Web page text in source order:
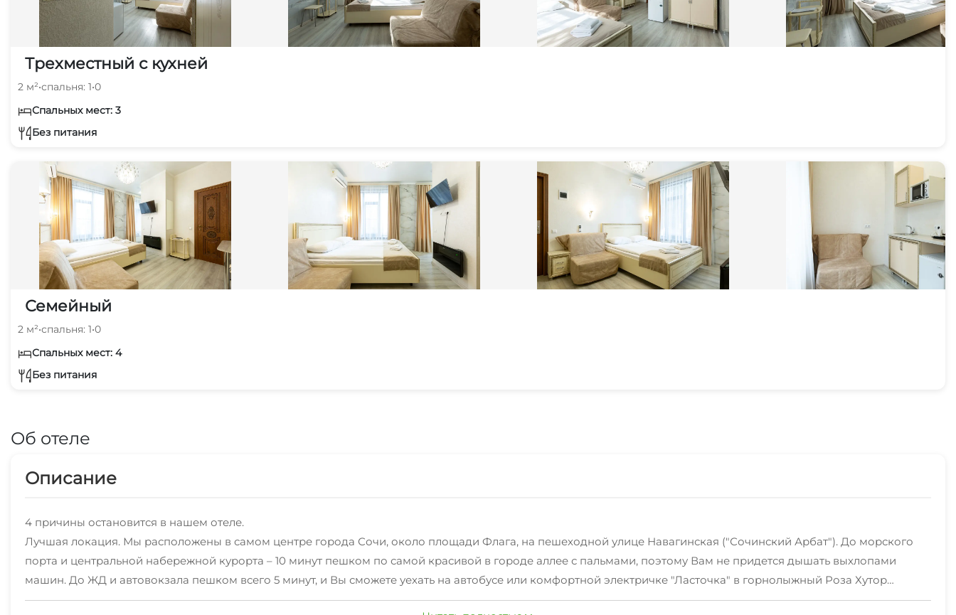
Трехместный с кухней
2 м²•спальня: 1•0
Спальных мест: 3
Без питания
Семейный
2 м²•спальня: 1•0
Спальных мест: 4
Без питания
Об отеле
Описание
4 причины остановится в нашем отеле.
Лучшая локация. Мы расположены в самом центре города Сочи, около площади Флага, на пешеходной улице Навагинская ("Сочинский Арбат"). До морского
порта и центральной набережной курорта – 10 минут пешком по самой красивой в городе аллее с пальмами, поэтому Вам не придется дышать выхлопами
машин. До ЖД и автовокзала пешком всего 5 минут, и Вы сможете уехать на автобусе или комфортной электричке "Ласточка" в горнолыжный Роза Хутор
(Красная Поляна) и Олимпийский Парк (Сириус).